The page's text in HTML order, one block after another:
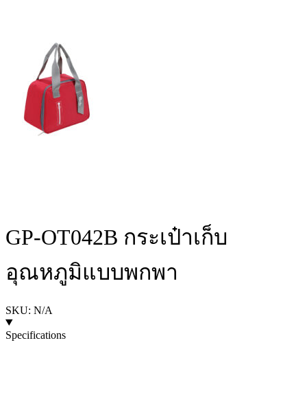
GP-OT042B กระเป๋าเก็บ
อุณหภูมิแบบพกพา
SKU: N/A
Specifications